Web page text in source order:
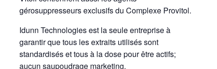
gérosuppresseurs exclusifs du Complexe Provitol.
Idunn Technologies est la seule entreprise à
garantir que tous les extraits utilisés sont
standardisés et tous à la dose pour être actifs;
aucun saupoudrage marketing.